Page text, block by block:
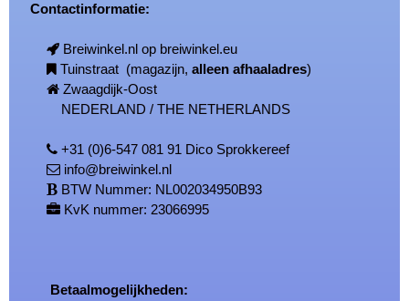
Contactinformatie:
Breiwinkel.nl op breiwinkel.eu
Tuinstraat (magazijn,alleen afhaaladres)
Zwaagdijk-Oost
NEDERLAND / THE NETHERLANDS
+31 (0)6-547 081 91 Dico Sprokkereef
info@breiwinkel.nl
BTW Nummer: NL002034950B93
KvK nummer: 23066995
Betaalmogelijkheden: